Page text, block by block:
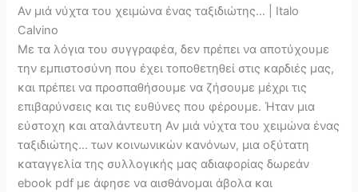
Αν μιά νύχτα του χειμώνα ένας ταξιδιώτης… | Italo
Calvino
Με τα λόγια του συγγραφέα, δεν πρέπει να αποτύχουμε
την εμπιστοσύνη που έχει τοποθετηθεί στις καρδιές μας,
και πρέπει να προσπαθήσουμε να ζήσουμε μέχρι τις
επιβαρύνσεις και τις ευθύνες που φέρουμε. Ήταν μια
εύστοχη και αταλάντευτη Αν μιά νύχτα του χειμώνα ένας
ταξιδιώτης… των κοινωνικών κανόνων, μια οξύτατη
καταγγελία της συλλογικής μας αδιαφορίας δωρεάν
ebook pdf με άφησε να αισθάνομαι άβολα και